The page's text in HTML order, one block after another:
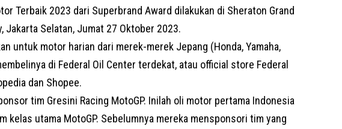
Terbaik 2023 dari Superbrand Award dilakukan di Sheraton Grand
Jakarta Selatan, Jumat 27 Oktober 2023.
untuk motor harian dari merek-merek Jepang (Honda, Yamaha,
di Federal Oil Center terdekat, atau official store Federal
dan Shopee.
tim Gresini Racing MotoGP. Inilah oli motor pertama Indonesia
kelas utama MotoGP. Sebelumnya mereka mensponsori tim yang